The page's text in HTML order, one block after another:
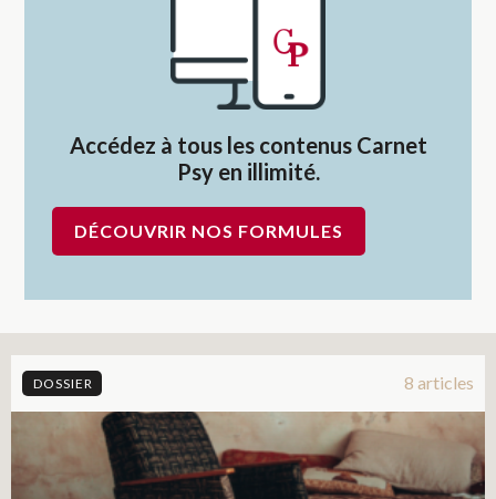
Accédez à tous les contenus Carnet
Psy en illimité.
DÉCOUVRIR NOS FORMULES
DOSSIER 8 articles